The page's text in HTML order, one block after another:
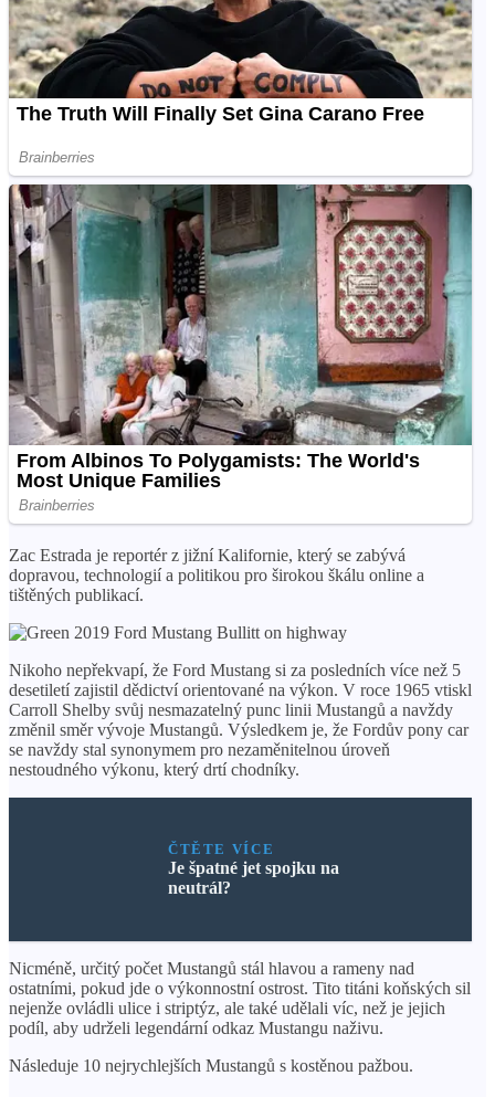
Zac Estrada je reportér z jižní Kalifornie, který se zabývá
dopravou, technologií a politikou pro širokou škálu online a
tištěných publikací.
Nikoho nepřekvapí, že Ford Mustang si za posledních více než 5
desetiletí zajistil dědictví orientované na výkon. V roce 1965 vtiskl
Carroll Shelby svůj nesmazatelný punc linii Mustangů a navždy
změnil směr vývoje Mustangů. Výsledkem je, že Fordův pony car
se navždy stal synonymem pro nezaměnitelnou úroveň
nestoudného výkonu, který drtí chodníky.
ČTĚTE VÍCE
Je špatné jet spojku na
neutrál?
Nicméně, určitý počet Mustangů stál hlavou a rameny nad
ostatními, pokud jde o výkonnostní ostrost. Tito titáni koňských sil
nejenže ovládli ulice i striptýz, ale také udělali víc, než je jejich
podíl, aby udrželi legendární odkaz Mustangu naživu.
Následuje 10 nejrychlejších Mustangů s kostěnou pažbou.